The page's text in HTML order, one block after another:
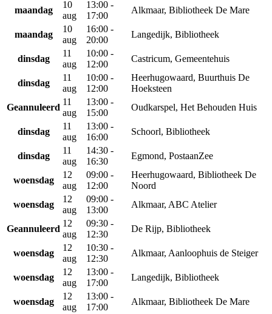
maandag
10
aug
13:00 -
17:00
Alkmaar, Bibliotheek De Mare
maandag
10
aug
16:00 -
20:00
Langedijk, Bibliotheek
dinsdag
11
aug
10:00 -
12:00
Castricum, Gemeentehuis
dinsdag
11
aug
10:00 -
12:00
Heerhugowaard, Buurthuis De
Hoeksteen
Geannuleerd
11
aug
13:00 -
15:00
Oudkarspel, Het Behouden Huis
dinsdag
11
aug
13:00 -
16:00
Schoorl, Bibliotheek
dinsdag
11
aug
14:30 -
16:30
Egmond, PostaanZee
woensdag
12
aug
09:00 -
12:00
Heerhugowaard, Bibliotheek De
Noord
woensdag
12
aug
09:00 -
13:00
Alkmaar, ABC Atelier
Geannuleerd
12
aug
09:30 -
12:30
De Rijp, Bibliotheek
woensdag
12
aug
10:30 -
12:30
Alkmaar, Aanloophuis de Steiger
woensdag
12
aug
13:00 -
17:00
Langedijk, Bibliotheek
woensdag
12
aug
13:00 -
17:00
Alkmaar, Bibliotheek De Mare